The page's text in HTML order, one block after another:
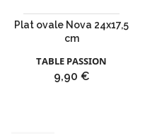
Plat ovale Nova 24x17,5
cm
TABLE PASSION
Prix
9,90 €